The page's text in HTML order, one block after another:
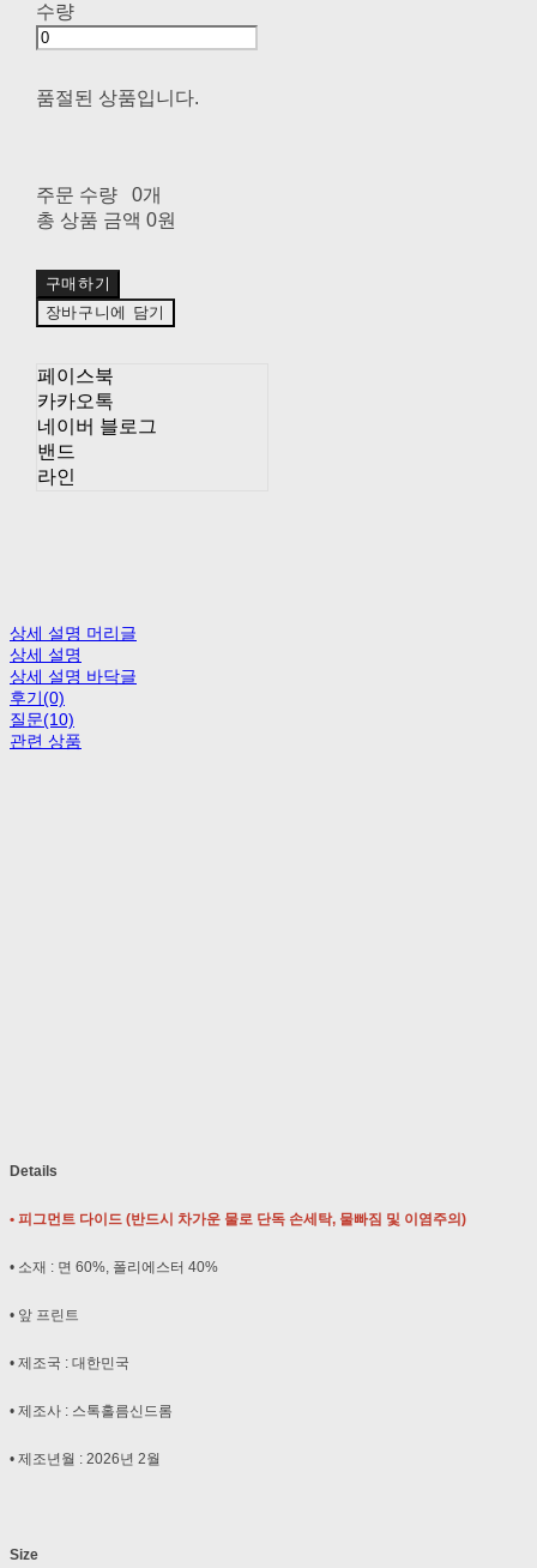
수량
품절된 상품입니다.
주문 수량
0개
총 상품 금액 0원
구매하기
장바구니에 담기
페이스북
카카오톡
네이버 블로그
밴드
라인
상세 설명 머리글
상세 설명
상세 설명 바닥글
후기(0)
질문(10)
관련 상품
Details
• 피그먼트 다이드 (반드시 차가운 물로 단독 손세탁, 물빠짐 및 이염주의)
• 소재 : 면 60%, 폴리에스터 40%
• 앞 프린트
• 제조국 : 대한민국
• 제조사 : 스톡홀름신드롬
• 제조년월 : 2026년 2월
Size